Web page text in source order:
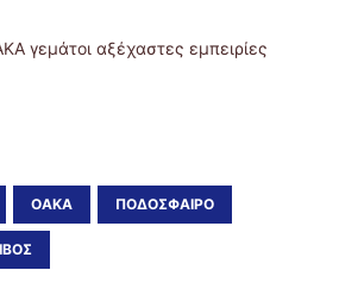
γεμάτοι αξέχαστες εμπειρίες
ΟΑΚΑ ΠΟΔΟΣΦΑΙΡΟ